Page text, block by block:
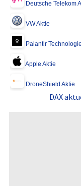
Deutsche Telekom
VW Aktie
Palantir
Apple Aktie
DroneShield Aktie
DAX